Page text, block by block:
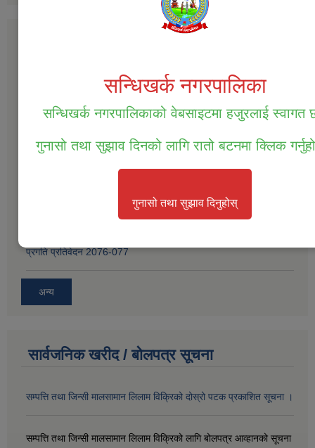
प्रथम चौमासिक प्रगति प्रतिवेदन २०८०-८१
दोश्रो चौमासिक प्रगति प्रतिवेदन
बार्षिक समिक्षाको प्रतिवेदन आ.व.2077/078
प्रगति प्रतिवेदन 2076-077
अन्य
सार्वजनिक खरीद / बोलपत्र सूचना
सम्पत्ति तथा जिन्सी मालसामान लिलाम विक्रिको दोस्रो पटक प्रकाशित सूचना ।
सम्पत्ति तथा जिन्सी मालसामान लिलाम विक्रिको लागि बोलपत्र आव्हानको सूचना
सन्धिखर्क नगरपालिका
सन्धिखर्क नगरपालिकाको वेबसाइटमा हजुरलाई स्वागत
गुनासो तथा सुझाव दिनको लागि रातो बटनमा क्लिक
गुनासो तथा सुझाव दिनुहोस्